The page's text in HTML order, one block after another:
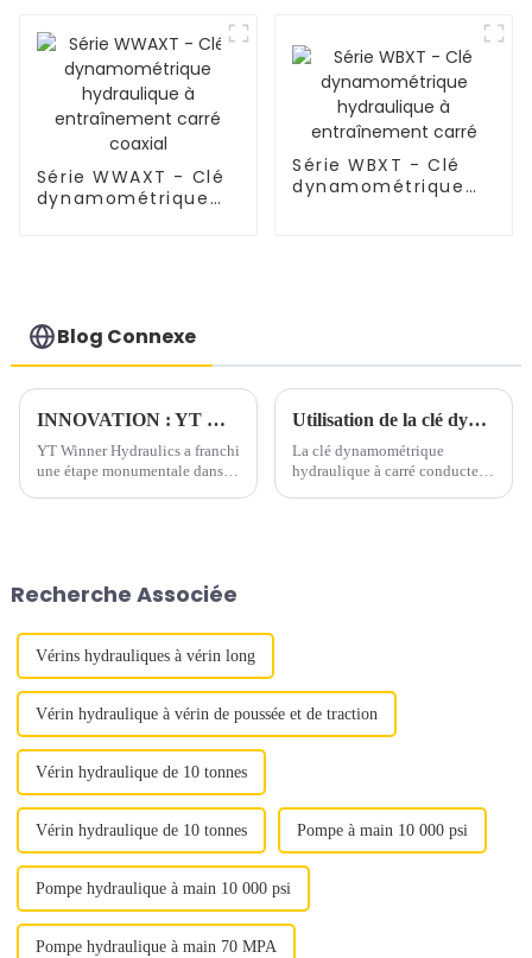
Série WWAXT - Clé
dynamométrique
Série WBXT - Clé
dynamométrique
Blog Connexe
INNOVATION : YT Winner Hydraulics livre avec succès un vérin hydraulique à double action de 2 500 tonnes pour des tests de pieux de 24 heures
YT Winner Hydraulics a franchi
une étape monumentale dans
pour répondre aux...
Utilisation de la clé dynamométrique hydraulique dans le boulonnage industriel
La clé dynamométrique
hydraulique à carré conducteur
Recherche Associée
Vérins hydrauliques à vérin long
Vérin hydraulique à vérin de poussée et de traction
Vérin hydraulique de 10 tonnes
Vérin hydraulique de 10 tonnes Pompe à main 10 000 psi
Pompe hydraulique à main 10 000 psi
Pompe hydraulique à main 70 MPA